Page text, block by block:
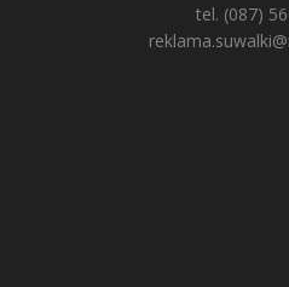
tel. (087)